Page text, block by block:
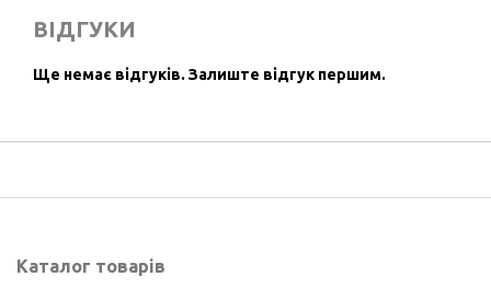
ВІДГУКИ
Ще немає відгуків. Залиште відгук першим.
Каталог товарів